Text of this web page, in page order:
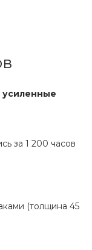
усиленные
за 1 200 часов
(толщина 45